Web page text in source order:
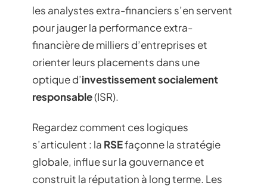
les analystes extra-financiers s’en servent
pour jauger la performance extra-
financière de milliers d’entreprises et
orienter leurs placements dans une
optique d’investissement socialement
responsable(ISR).
Regardez comment ces logiques
s’articulent : la RSEfaçonne la stratégie
globale, influe sur la gouvernance et
construit la réputation à long terme. Les